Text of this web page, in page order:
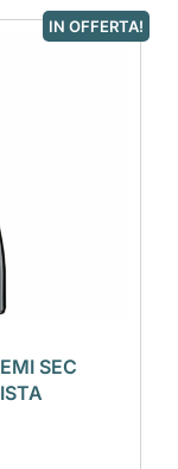
IN OFFERTA!
SEC